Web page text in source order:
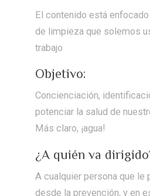
El contenido está
de limpieza que solemos
trabajo
Objetivo:
Concienciación,
potenciar la salud de
Más claro, ¡agua!
¿A quién va
A cualquier persona que le
desde la prevención, y en